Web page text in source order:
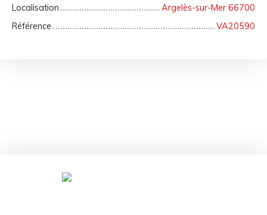
Localisation
Argelès-sur-Mer 66700
Référence
VA20590